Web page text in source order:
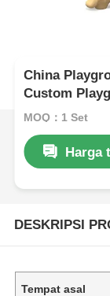
China
Custom
Sets Fun
MOQ：1 Set
Harga
DESKRIPSI
Tempat asal